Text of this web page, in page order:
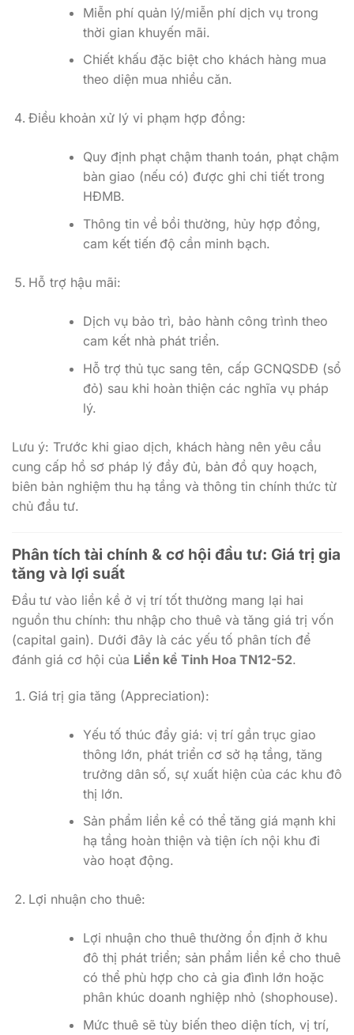
Miễn phí quản lý/miễn phí dịch vụ trong
thời gian khuyến mãi.
Chiết khấu đặc biệt cho khách hàng mua
theo diện mua nhiều căn.
Điều khoản xử lý vi phạm hợp đồng:
Quy định phạt chậm thanh toán, phạt chậm
bàn giao (nếu có) được ghi chi tiết trong
HĐMB.
Thông tin về bồi thường, hủy hợp đồng,
cam kết tiến độ cần minh bạch.
Hỗ trợ hậu mãi:
Dịch vụ bảo trì, bảo hành công trình theo
cam kết nhà phát triển.
Hỗ trợ thủ tục sang tên, cấp GCNQSDĐ (sổ
đỏ) sau khi hoàn thiện các nghĩa vụ pháp
lý.
Lưu ý: Trước khi giao dịch, khách hàng nên yêu cầu
cung cấp hồ sơ pháp lý đầy đủ, bản đồ quy hoạch,
biên bản nghiệm thu hạ tầng và thông tin chính thức từ
chủ đầu tư.
Phân tích tài chính & cơ hội đầu tư: Giá trị gia
tăng và lợi suất
Đầu tư vào liền kề ở vị trí tốt thường mang lại hai
nguồn thu chính: thu nhập cho thuê và tăng giá trị vốn
(capital gain). Dưới đây là các yếu tố phân tích để
đánh giá cơ hội của Liền kề Tinh Hoa TN12-52.
Giá trị gia tăng (Appreciation):
Yếu tố thúc đẩy giá: vị trí gần trục giao
thông lớn, phát triển cơ sở hạ tầng, tăng
trưởng dân số, sự xuất hiện của các khu đô
thị lớn.
Sản phẩm liền kề có thể tăng giá mạnh khi
hạ tầng hoàn thiện và tiện ích nội khu đi
vào hoạt động.
Lợi nhuận cho thuê:
Lợi nhuận cho thuê thường ổn định ở khu
đô thị phát triển; sản phẩm liền kề cho thuê
có thể phù hợp cho cả gia đình lớn hoặc
phân khúc doanh nghiệp nhỏ (shophouse).
Mức thuê sẽ tùy biến theo diện tích, vị trí,